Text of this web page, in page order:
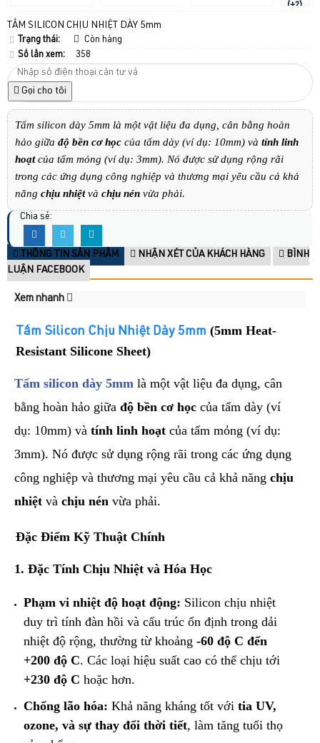
(+2)
TẤM SILICON CHỊU NHIỆT DÀY 5mm
Trạng thái:
Còn hàng
Số lần xem:
358
Gọi cho tôi
​Tấm silicon dày 5mm là một vật liệu đa dụng, cân bằng hoàn
hảo giữa độ bền cơ học của tấm dày (ví dụ: 10mm) và tính linh
hoạtcủa tấm mỏng (ví dụ: 3mm). Nó được sử dụng rộng rãi
trong các ứng dụng công nghiệp và thương mại yêu cầu cả khả
năng chịu nhiệtvà chịu nén vừa phải.
Chia sẻ:
THÔNG TIN SẢN PHẨM NHẬN XÉT CỦA KHÁCH HÀNG
BÌNH
LUẬN FACEBOOK
Xem nhanh
​Tấm Silicon Chịu Nhiệt Dày 5mm (5mm Heat-
Resistant Silicone Sheet)
​Tấm silicon dày 5mm là một vật liệu đa dụng, cân
bằng hoàn hảo giữa độ bền cơ học của tấm dày (ví
dụ: 10mm) và tính linh hoạt của tấm mỏng (ví dụ:
3mm). Nó được sử dụng rộng rãi trong các ứng dụng
công nghiệp và thương mại yêu cầu cả khả năng chịu
nhiệt và chịu nén vừa phải.
​Đặc Điểm Kỹ Thuật Chính
1. Đặc Tính Chịu Nhiệt và Hóa Học
Phạm vi nhiệt độ hoạt động: Silicon chịu nhiệt
duy trì tính đàn hồi và cấu trúc ổn định trong dải
nhiệt độ rộng, thường từ khoảng -60 độ C đến
+200 độ C. Các loại hiệu suất cao có thể chịu tới
+230 độ C hoặc hơn.
Chống lão hóa: Khả năng kháng tốt với tia UV,
ozone, và sự thay đổi thời tiết, làm tăng tuổi thọ